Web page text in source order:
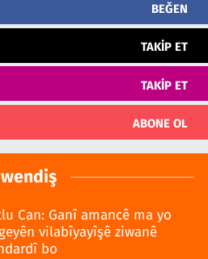
BEĞEN
TAKIP ET
TAKIP ET
ABONE OL
Can: Ganî amancê ma yo
vilabîyayîşê ziwanê
bo